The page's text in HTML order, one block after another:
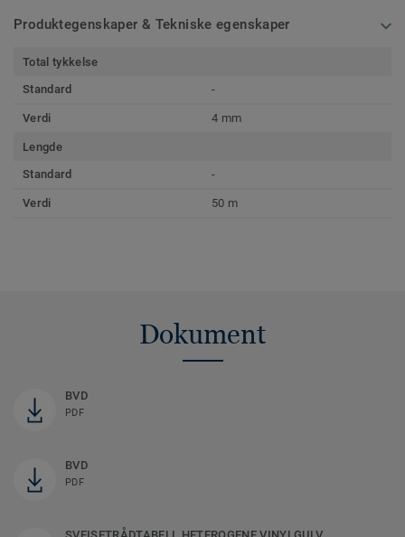
Produktegenskaper & Tekniske egenskaper
Total tykkelse
Standard
-
Verdi 4 mm
Lengde
Standard
-
Verdi 50 m
Dokument
BVD
PDF
BVD
PDF